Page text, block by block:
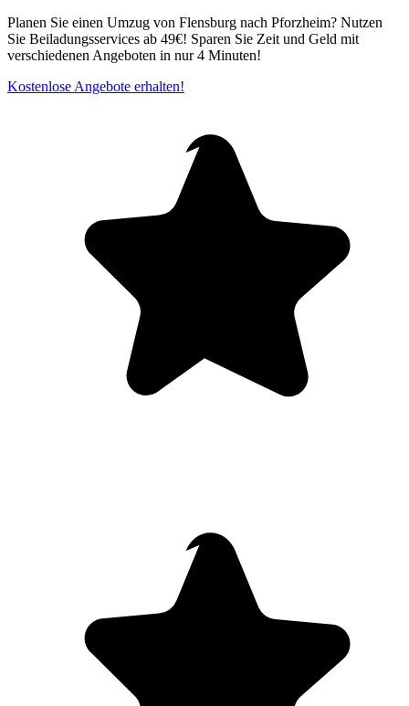
Planen Sie einen Umzug von Flensburg nach Pforzheim? Nutzen
Sie Beiladungsservices ab 49€! Sparen Sie Zeit und Geld mit
verschiedenen Angeboten in nur 4 Minuten!
Kostenlose Angebote erhalten!